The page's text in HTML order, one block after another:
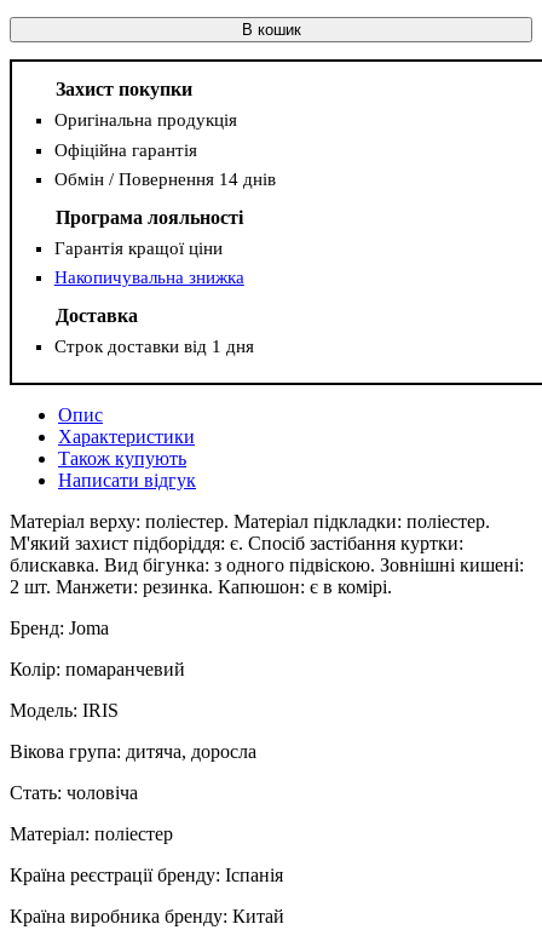
В кошик
Захист покупки
Оригінальна продукція
Офіційна гарантія
Обмін / Повернення 14 днів
Програма лояльності
Гарантія кращої ціни
Накопичувальна знижка
Доставка
Строк доставки від 1 дня
Опис
Характеристики
Також купують
Написати відгук
Матеріал верху: поліестер. Матеріал підкладки: поліестер.
М'який захист підборіддя: є. Спосіб застібання куртки:
блискавка. Вид бігунка: з одного підвіскою. Зовнішні кишені:
2 шт. Манжети: резинка. Капюшон: є в комірі.
Бренд: Joma
Колір: помаранчевий
Модель: IRIS
Вікова група: дитяча, доросла
Стать: чоловіча
Матеріал: поліестер
Країна реєстрації бренду: Іспанія
Країна виробника бренду: Китай